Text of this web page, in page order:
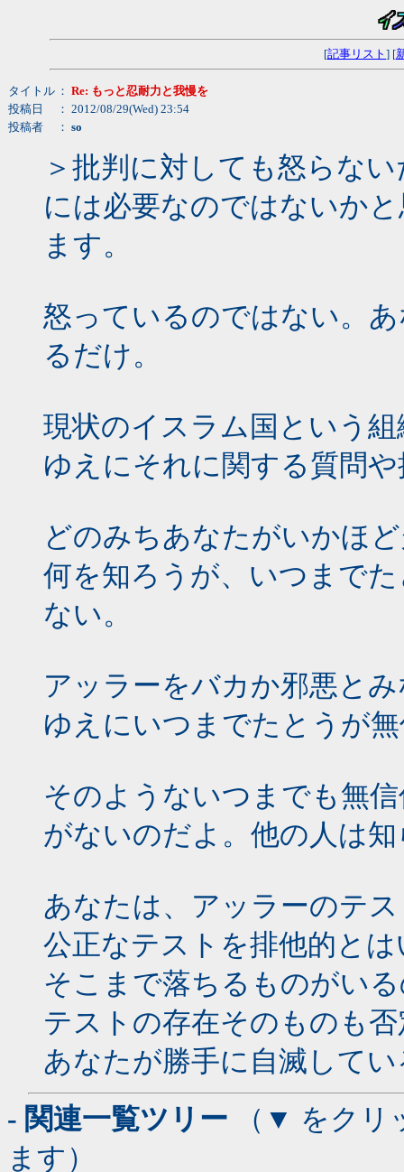
[記事リスト ] [
タイトル ： Re: もっと忍耐力と我慢を
投稿日
： 2012/08/29(Wed) 23:54
投稿者
： so
＞批判に対しても怒らな
には必要なのではないか
ます。
怒っているのではない。
るだけ。
現状のイスラム国という
ゆえにそれに関する質問
どのみちあなたがいかほ
何を知ろうが、いつまで
ない。
アッラーをバカか邪悪と
ゆえにいつまでたとうが
そのようないつまでも無
がないのだよ。他の人は
あなたは、アッラーのテ
公正なテストを排他的と
そこまで落ちるものがい
テストの存在そのものも
あなたが勝手に自滅して
- 関連一覧ツリー （▼ をクリ
ます）